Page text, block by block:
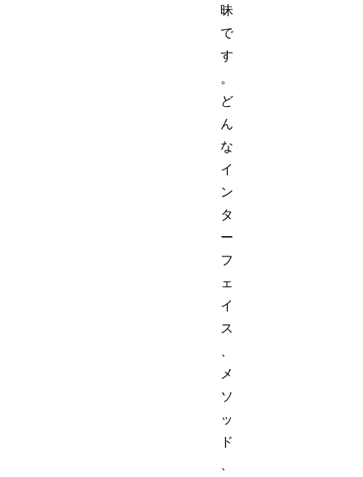
昧
で
す
。
ど
ん
な
イ
ン
タ
ー
フ
ェ
イ
ス
メ
ソ
ッ
ド